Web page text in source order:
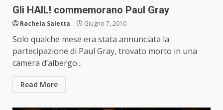
Gli HAIL! commemorano Paul Gray
Rachela Saletta Giugno 7, 2010
Solo qualche mese era stata annunciata la
partecipazione di Paul Gray, trovato morto in una
camera d’albergo...
Read More